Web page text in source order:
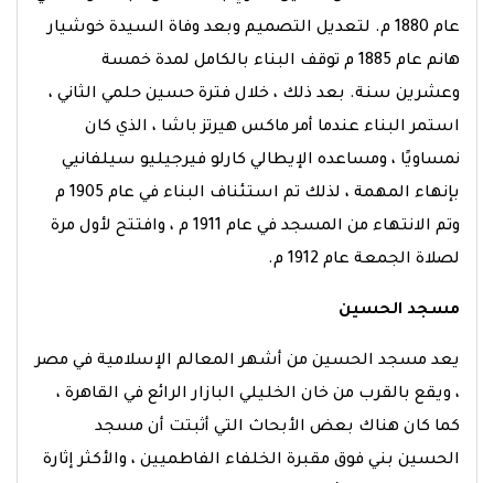
عام 1880 م. لتعديل التصميم وبعد وفاة السيدة خوشيار
هانم عام 1885 م توقف البناء بالكامل لمدة خمسة
وعشرين سنة. بعد ذلك ، خلال فترة حسين حلمي الثاني ،
استمر البناء عندما أمر ماكس هيرتز باشا ، الذي كان
نمساويًا ، ومساعده الإيطالي كارلو فيرجيليو سيلفانيي
بإنهاء المهمة ، لذلك تم استئناف البناء في عام 1905 م
وتم الانتهاء من المسجد في عام 1911 م ، وافتتح لأول مرة
لصلاة الجمعة عام 1912 م.
مسجد الحسين
يعد مسجد الحسين من أشهر المعالم الإسلامية في مصر
، ويقع بالقرب من خان الخليلي البازار الرائع في القاهرة ،
كما كان هناك بعض الأبحاث التي أثبتت أن مسجد
الحسين بني فوق مقبرة الخلفاء الفاطميين ، والأكثر إثارة